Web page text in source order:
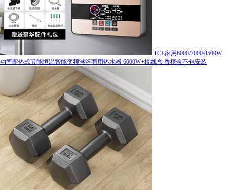
TCL家用6000/7000/8500W
功率即热式节能恒温智能变频淋浴商用热水器 6000W+接线盒 香槟金不包安装